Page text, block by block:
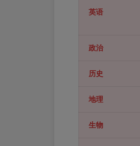
英语
政治
历史
地理
生物